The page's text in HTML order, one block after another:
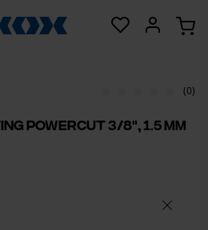
(0)
PowerCut 3/8", 1.5 mm